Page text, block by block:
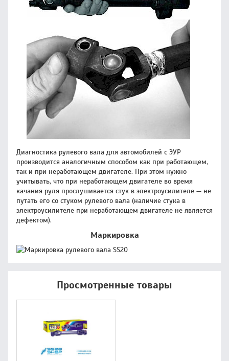
Диагностика рулевого вала для автомобилей с ЭУР
производится аналогичным способом как при работающем,
так и при неработающем двигателе. При этом нужно
учитывать, что при неработающем двигателе во время
качания руля прослушивается стук в электроусилителе — не
путать его со стуком рулевого вала (наличие стука в
электроусилителе при неработающем двигателе не является
дефектом).
Маркировка
Просмотренные товары